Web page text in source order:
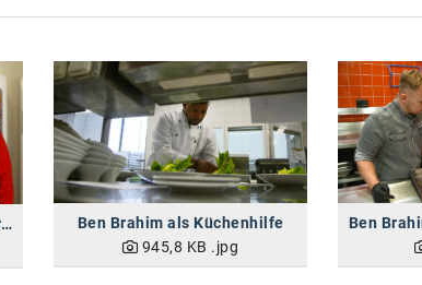
Accor Geschäftsführer Ben Brahim wird zum „Undercover Boss"
Ben Brahim als Küchenhilfe
945,8 KB .jpg